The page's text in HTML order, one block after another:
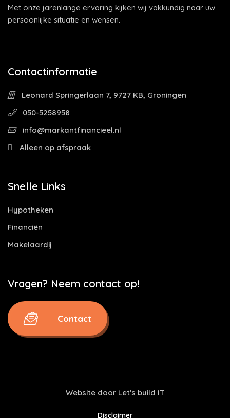
Met onze jarenlange ervaring kijken wij vakkundig naar uw
persoonlijke situatie en wensen.
Contactinformatie
Leonard Springerlaan 7, 9727 KB, Groningen
050-5258958
info@markantfinancieel.nl
Alleen op afspraak
Snelle Links
Hypotheken
Financiën
Makelaardij
Vragen? Neem contact op!
Contact
Website door Let's build IT
Disclaimer